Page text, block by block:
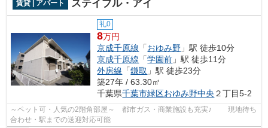
賃貸 | アパート ステイブル・アイ
礼0
8万円
京成千原線 「おゆみ野 」駅 徒歩10分
京成千原線 「学園前 」駅 徒歩11分
外房線 「鎌取 」駅 徒歩23分
築27年 / 63.30㎡
千葉県千葉市緑区おゆみ野中央 ２丁目5-2
～ペット可・人気の2階角部屋～ 都市ガス・商業施設も充実♪ 現地待ち
合わせ・駅までの送迎対応可能